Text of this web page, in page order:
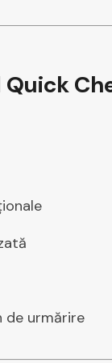
de urmărire